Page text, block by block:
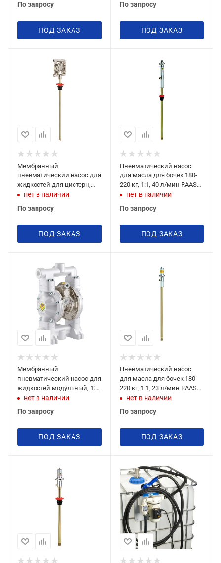
По запросу
ПОД ЗАКАЗ
По запросу
ПОД ЗАКАЗ
Мембранный
пневматический насос для
жидкостей для цистерн,
1:1, 70 л/мин, RAASM 33505
нет в наличии
По запросу
ПОД ЗАКАЗ
Пневматический насос
для масла для бочек 180-
220 кг, 1:1, 40 л/мин RAASM
33173
нет в наличии
По запросу
ПОД ЗАКАЗ
Мембранный
пневматический насос для
жидкостей модульный, 1:1,
60 л/мин, RAASM
нет в наличии
По запросу
ПОД ЗАКАЗ
Пневматический насос
для масла для бочек 180-
220 кг, 1:1, 23 л/мин RAASM
33082
нет в наличии
По запросу
ПОД ЗАКАЗ